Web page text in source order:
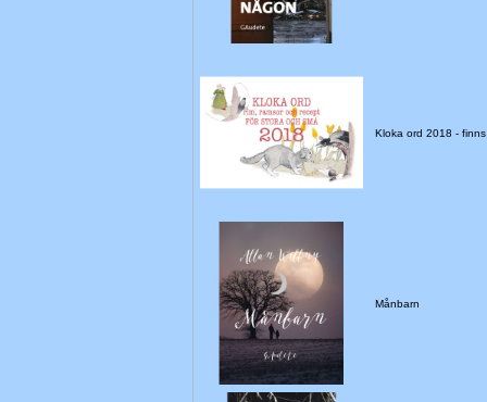
Kloka ord 2018 -
Månbarn